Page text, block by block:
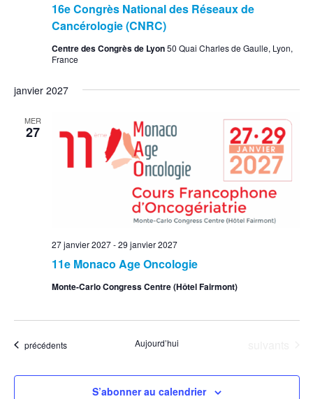
16e Congrès National des Réseaux de
Cancérologie (CNRC)
Centre des Congrès de Lyon50 Quai Charles de Gaulle, Lyon,
France
janvier 2027
MER
27
11e Monaco Age Oncologie
27 janvier 2027-29 janvier 2027
Monte-Carlo Congress Centre (Hôtel Fairmont)
Événements
précédents Aujourd’hui
S’abonner au calendrier